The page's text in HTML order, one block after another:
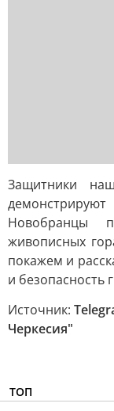
Защитники
Новобранцы
живописных
покажем и
и безопасность
Источник:
Черкесия"
ТОП